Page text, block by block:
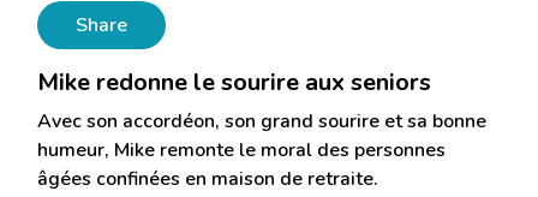
Share
Mike redonne le sourire aux seniors
Avec son accordéon, son grand sourire et sa bonne
humeur, Mike remonte le moral des personnes
âgées confinées en maison de retraite.